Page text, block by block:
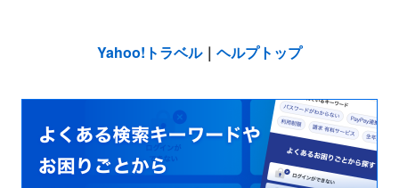
Yahoo!トラベル｜ ヘルプトップ